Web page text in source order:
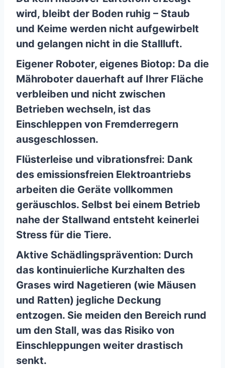
wird, bleibt der Boden ruhig – Staub
und Keime werden nicht aufgewirbelt
und gelangen nicht in die Stallluft.
Eigener Roboter, eigenes Biotop: Da die
Mähroboter dauerhaft auf Ihrer Fläche
verbleiben und nicht zwischen
Betrieben wechseln, ist das
Einschleppen von Fremderregern
ausgeschlossen.
Flüsterleise und vibrationsfrei: Dank
des emissionsfreien Elektroantriebs
arbeiten die Geräte vollkommen
geräuschlos. Selbst bei einem Betrieb
nahe der Stallwand entsteht keinerlei
Stress für die Tiere.
Aktive Schädlingsprävention: Durch
das kontinuierliche Kurzhalten des
Grases wird Nagetieren (wie Mäusen
und Ratten) jegliche Deckung
entzogen. Sie meiden den Bereich rund
um den Stall, was das Risiko von
Einschleppungen weiter drastisch
senkt.